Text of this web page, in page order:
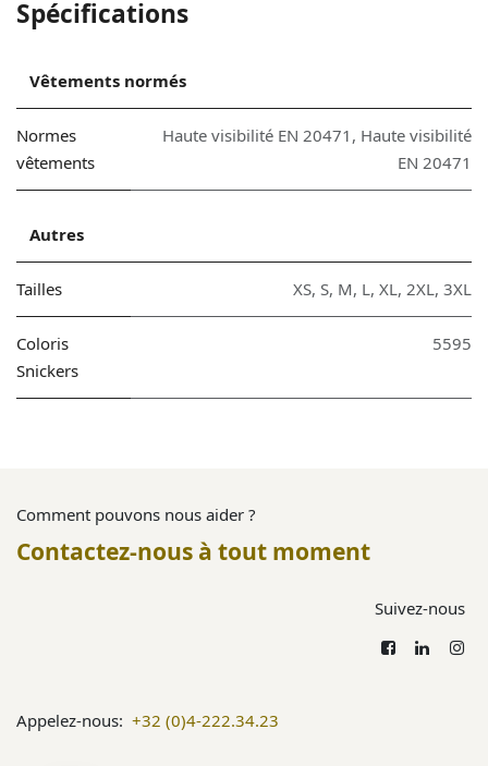
Spécifications
Vêtements normés
Normes
vêtements
Haute visibilité EN 20471 , Haute visibilité
EN 20471
Autres
Tailles XS, S, M, L, XL, 2XL, 3XL
Coloris
Snickers
5595
Comment pouvons nous aider ?
Contactez-nous à tout moment
Suivez-nous
Appelez-nous: +32 (0)4-222.34.23